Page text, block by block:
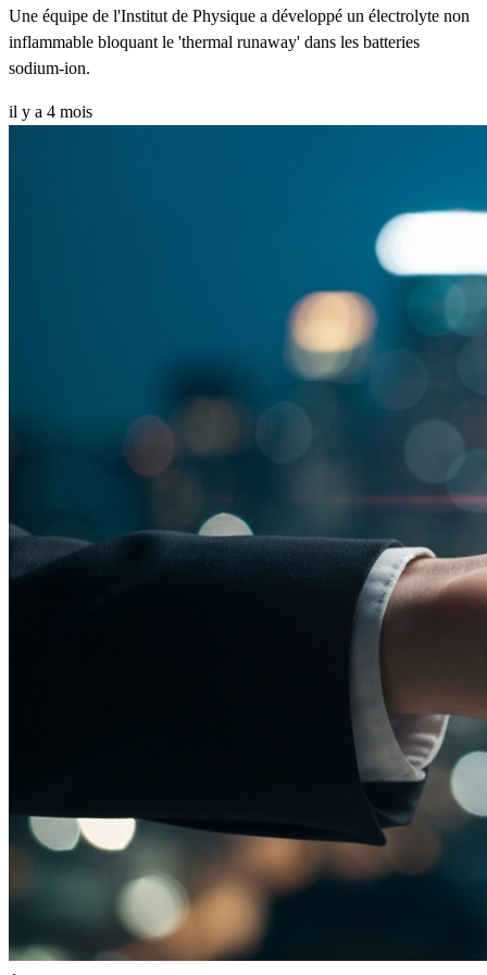
Une équipe de l'Institut de Physique a développé un électrolyte non
inflammable bloquant le 'thermal runaway' dans les batteries
sodium-ion.
il y a 4 mois